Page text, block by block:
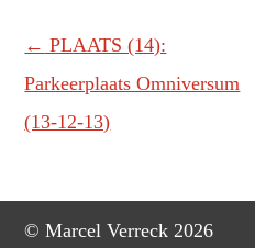
Berichtnavigatie
← PLAATS (14):
Parkeerplaats Omniversum
(13-12-13)
© Marcel Verreck 2026